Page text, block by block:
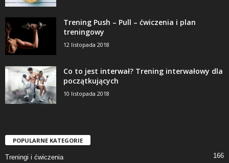
Trening Push – Pull – ćwiczenia i plan
treningowy
12 listopada 2018
Co to jest interwał? Trening interwałowy dla
początkujących
10 listopada 2018
POPULARNE KATEGORIE
Treningi i ćwiczenia 166